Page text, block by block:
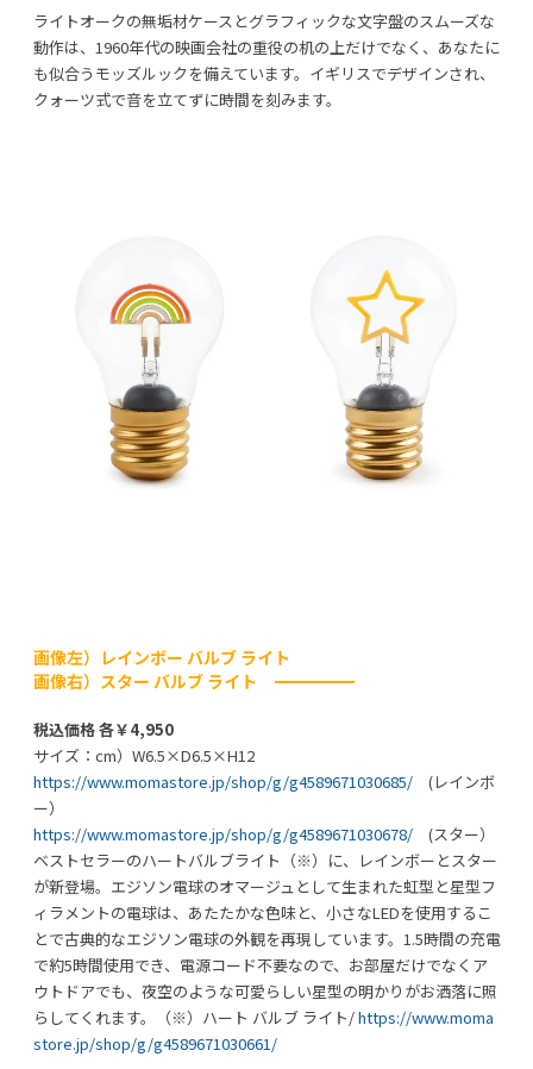
ライトオークの無垢材ケースとグラフィックな文字盤のスムーズな
動作は、1960年代の映画会社の重役の机の上だけでなく、あなたに
も似合うモッズルックを備えています。イギリスでデザインされ、
クォーツ式で音を立てずに時間を刻みます。
画像左）レインボー バルブ ライト
画像右）スター バルブ ライト
税込価格 各￥4,950
サイズ：cm）W6.5×D6.5×H12
https://www.momastore.jp/shop/g/g4589671030685/(レインボ
ー）
https://www.momastore.jp/shop/g/g4589671030678/(スター）
ベストセラーのハートバルブライト（※）に、レインボーとスター
が新登場。エジソン電球のオマージュとして生まれた虹型と星型フ
ィラメントの電球は、あたたかな色味と、小さなLEDを使用するこ
とで古典的なエジソン電球の外観を再現しています。1.5時間の充電
で約5時間使用でき、電源コード不要なので、お部屋だけでなくア
ウトドアでも、夜空のような可愛らしい星型の明かりがお洒落に照
らしてくれます。（※）ハート バルブ ライト/https://www.moma
store.jp/shop/g/g4589671030661/